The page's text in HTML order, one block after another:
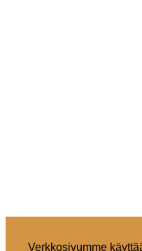
Verkkosivumme